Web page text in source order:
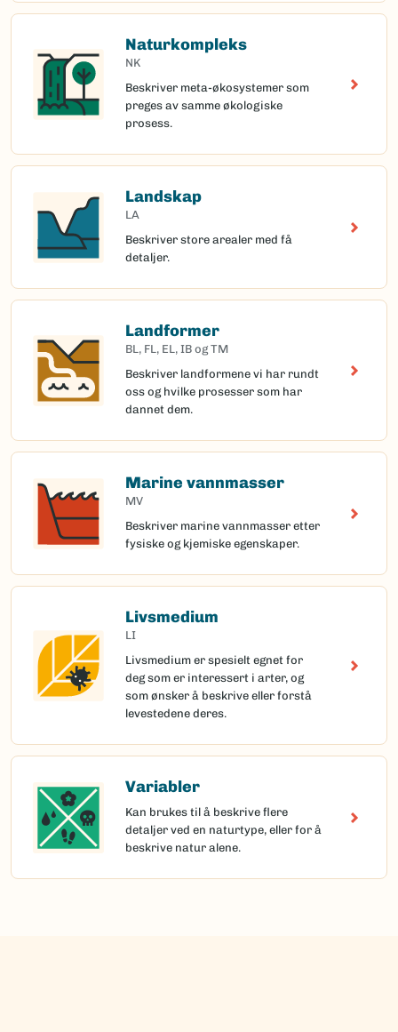
Naturkompleks
NK
Beskriver meta-økosystemer som
preges av samme økologiske
prosess.
Landskap
LA
Beskriver store arealer med få
detaljer.
Landformer
BL, FL, EL, IB og TM
Beskriver landformene vi har rundt
oss og hvilke prosesser som har
dannet dem.
Marine vannmasser
MV
Beskriver marine vannmasser etter
fysiske og kjemiske egenskaper.
Livsmedium
LI
Livsmedium er spesielt egnet for
deg som er interessert i arter, og
som ønsker å beskrive eller forstå
levestedene deres.
Variabler
Kan brukes til å beskrive flere
detaljer ved en naturtype, eller for å
beskrive natur alene.